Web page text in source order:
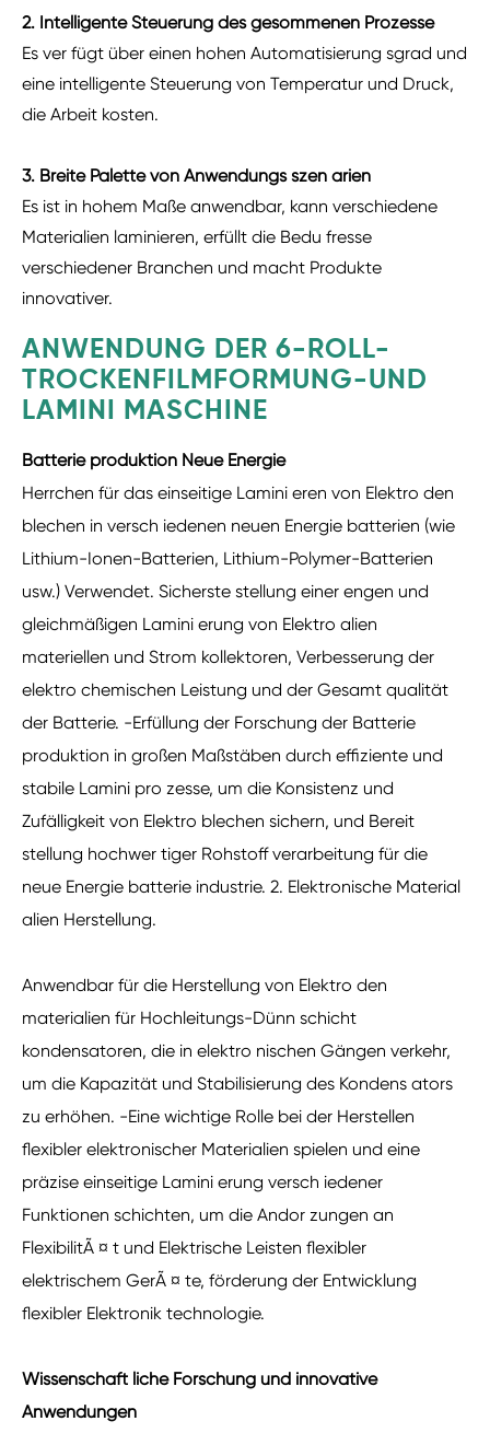
2. Intelligente Steuerung des gesommenen Prozesse
Es ver fügt über einen hohen Automatisierung sgrad und
eine intelligente Steuerung von Temperatur und Druck,
die Arbeit kosten.
3. Breite Palette von Anwendungs szen arien
Es ist in hohem Maße anwendbar, kann verschiedene
Materialien laminieren, erfüllt die Bedu fresse
verschiedener Branchen und macht Produkte
innovativer.
ANWENDUNG DER 6-ROLL-
TROCKENFILMFORMUNG-UND
LAMINI MASCHINE
Batterie produktion Neue Energie
Herrchen für das einseitige Lamini eren von Elektro den
blechen in versch iedenen neuen Energie batterien (wie
Lithium-Ionen-Batterien, Lithium-Polymer-Batterien
usw.) Verwendet. Sicherste stellung einer engen und
gleichmäßigen Lamini erung von Elektro alien
materiellen und Strom kollektoren, Verbesserung der
elektro chemischen Leistung und der Gesamt qualität
der Batterie. -Erfüllung der Forschung der Batterie
produktion in großen Maßstäben durch effiziente und
stabile Lamini pro zesse, um die Konsistenz und
Zufälligkeit von Elektro blechen sichern, und Bereit
stellung hochwer tiger Rohstoff verarbeitung für die
neue Energie batterie industrie. 2. Elektronische Material
alien Herstellung.
Anwendbar für die Herstellung von Elektro den
materialien für Hochleitungs-Dünn schicht
kondensatoren, die in elektro nischen Gängen verkehr,
um die Kapazität und Stabilisierung des Kondens ators
zu erhöhen. -Eine wichtige Rolle bei der Herstellen
flexibler elektronischer Materialien spielen und eine
präzise einseitige Lamini erung versch iedener
Funktionen schichten, um die Andor zungen an
FlexibilitÃ ¤ t und Elektrische Leisten flexibler
elektrischem GerÃ ¤ te, förderung der Entwicklung
flexibler Elektronik technologie.
Wissenschaft liche Forschung und innovative
Anwendungen